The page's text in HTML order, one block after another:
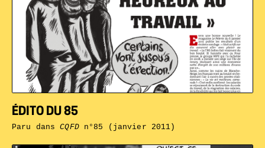
ÉDITO DU 85
Paru dansCQFDn°85 (janvier 2011)